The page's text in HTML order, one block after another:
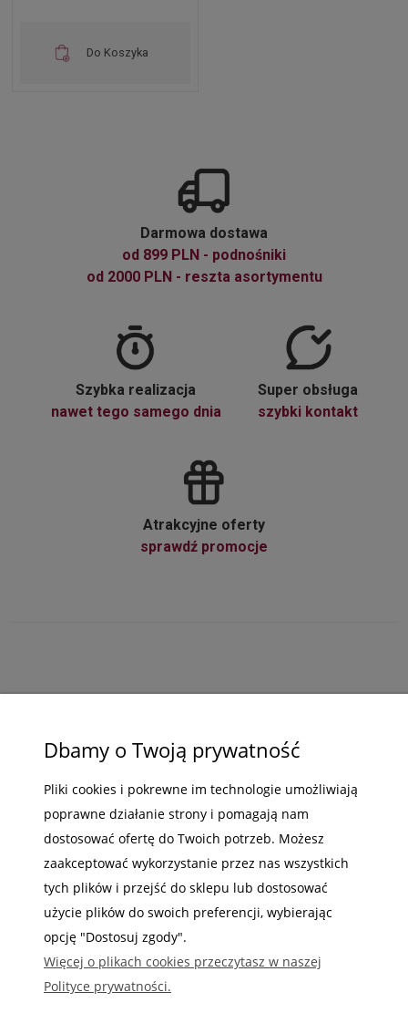
Do Koszyka
Darmowa dostawa
od 899 PLN - podnośniki
od 2000 PLN - reszta asortymentu
Szybka realizacja
nawet tego samego dnia
Super obsługa
szybki kontakt
Atrakcyjne oferty
sprawdź promocje
POMOC
MOJE KONTO
INFORMACJE
Gdzie nas możesz znaleźć
Dbamy o Twoją prywatność
Pliki cookies i pokrewne im technologie umożliwiają
poprawne działanie strony i pomagają nam
dostosować ofertę do Twoich potrzeb. Możesz
zaakceptować wykorzystanie przez nas wszystkich
tych plików i przejść do sklepu lub dostosować
użycie plików do swoich preferencji, wybierając
opcję "Dostosuj zgody".
Więcej o plikach cookies przeczytasz w naszej
Polityce prywatności.